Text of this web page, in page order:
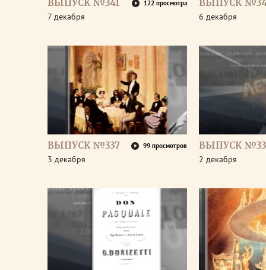
ВЫПУСК №341 122 просмотра
7 декабря
ВЫПУСК
6 декабря
ВЫПУСК №337 99 просмотров
3 декабря
ВЫПУСК
2 декабря